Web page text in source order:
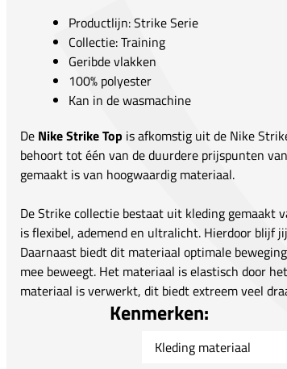
Productlijn: Strike Serie
Collectie: Training
Geribde vlakken
100% polyester
Kan in de wasmachine
De Nike Strike Top is afkomstig uit de Nike
behoort tot één van de duurdere prijspunten
gemaakt is van hoogwaardig materiaal.
De Strike collectie bestaat uit kleding gemaakt
is flexibel, ademend en ultralicht. Hierdoor blijf
Daarnaast biedt dit materiaal optimale
mee beweegt. Het materiaal is elastisch door
materiaal is verwerkt, dit biedt extreem veel
Kenmerken:
Kleding materiaal